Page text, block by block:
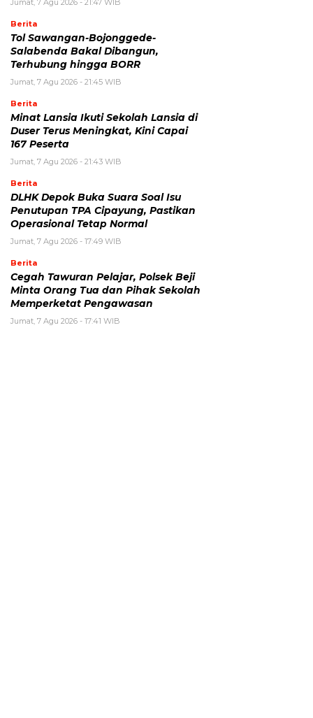
Jumat, 7 Agu 2026 - 21:47 WIB
Berita
Tol Sawangan-Bojonggede-
Salabenda Bakal Dibangun,
Terhubung hingga BORR
Jumat, 7 Agu 2026 - 21:45 WIB
Berita
Minat Lansia Ikuti Sekolah Lansia di
Duser Terus Meningkat, Kini Capai
167 Peserta
Jumat, 7 Agu 2026 - 21:43 WIB
Berita
DLHK Depok Buka Suara Soal Isu
Penutupan TPA Cipayung, Pastikan
Operasional Tetap Normal
Jumat, 7 Agu 2026 - 17:49 WIB
Berita
Cegah Tawuran Pelajar, Polsek Beji
Minta Orang Tua dan Pihak Sekolah
Memperketat Pengawasan
Jumat, 7 Agu 2026 - 17:41 WIB